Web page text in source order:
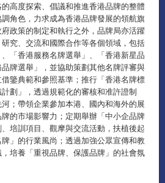
高度探索、倡議和推進香港品牌的整體
角色，力求成為香港品牌發展的領航旗
政策的制定和執行之外，品牌局亦活躍
究、交流和國際合作等各個領域，包括
「香港服務名牌選舉」、「香港新星品
牌選舉」，並協助策劃其他名牌評審與
鑒典範和參照基準；推行「香港名牌標
劃」，透過規範化的審核和准許證制
；帶領企業參加本港、國內和海外的展
的市場影響力；定期舉辦「中小企品牌
培訓項目、觀摩與交流活動，扶植後起
」的行業風尚；透過加強公眾宣傳和教
培養「重視品牌、保護品牌」的社會氛